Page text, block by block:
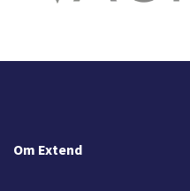
Om Extend